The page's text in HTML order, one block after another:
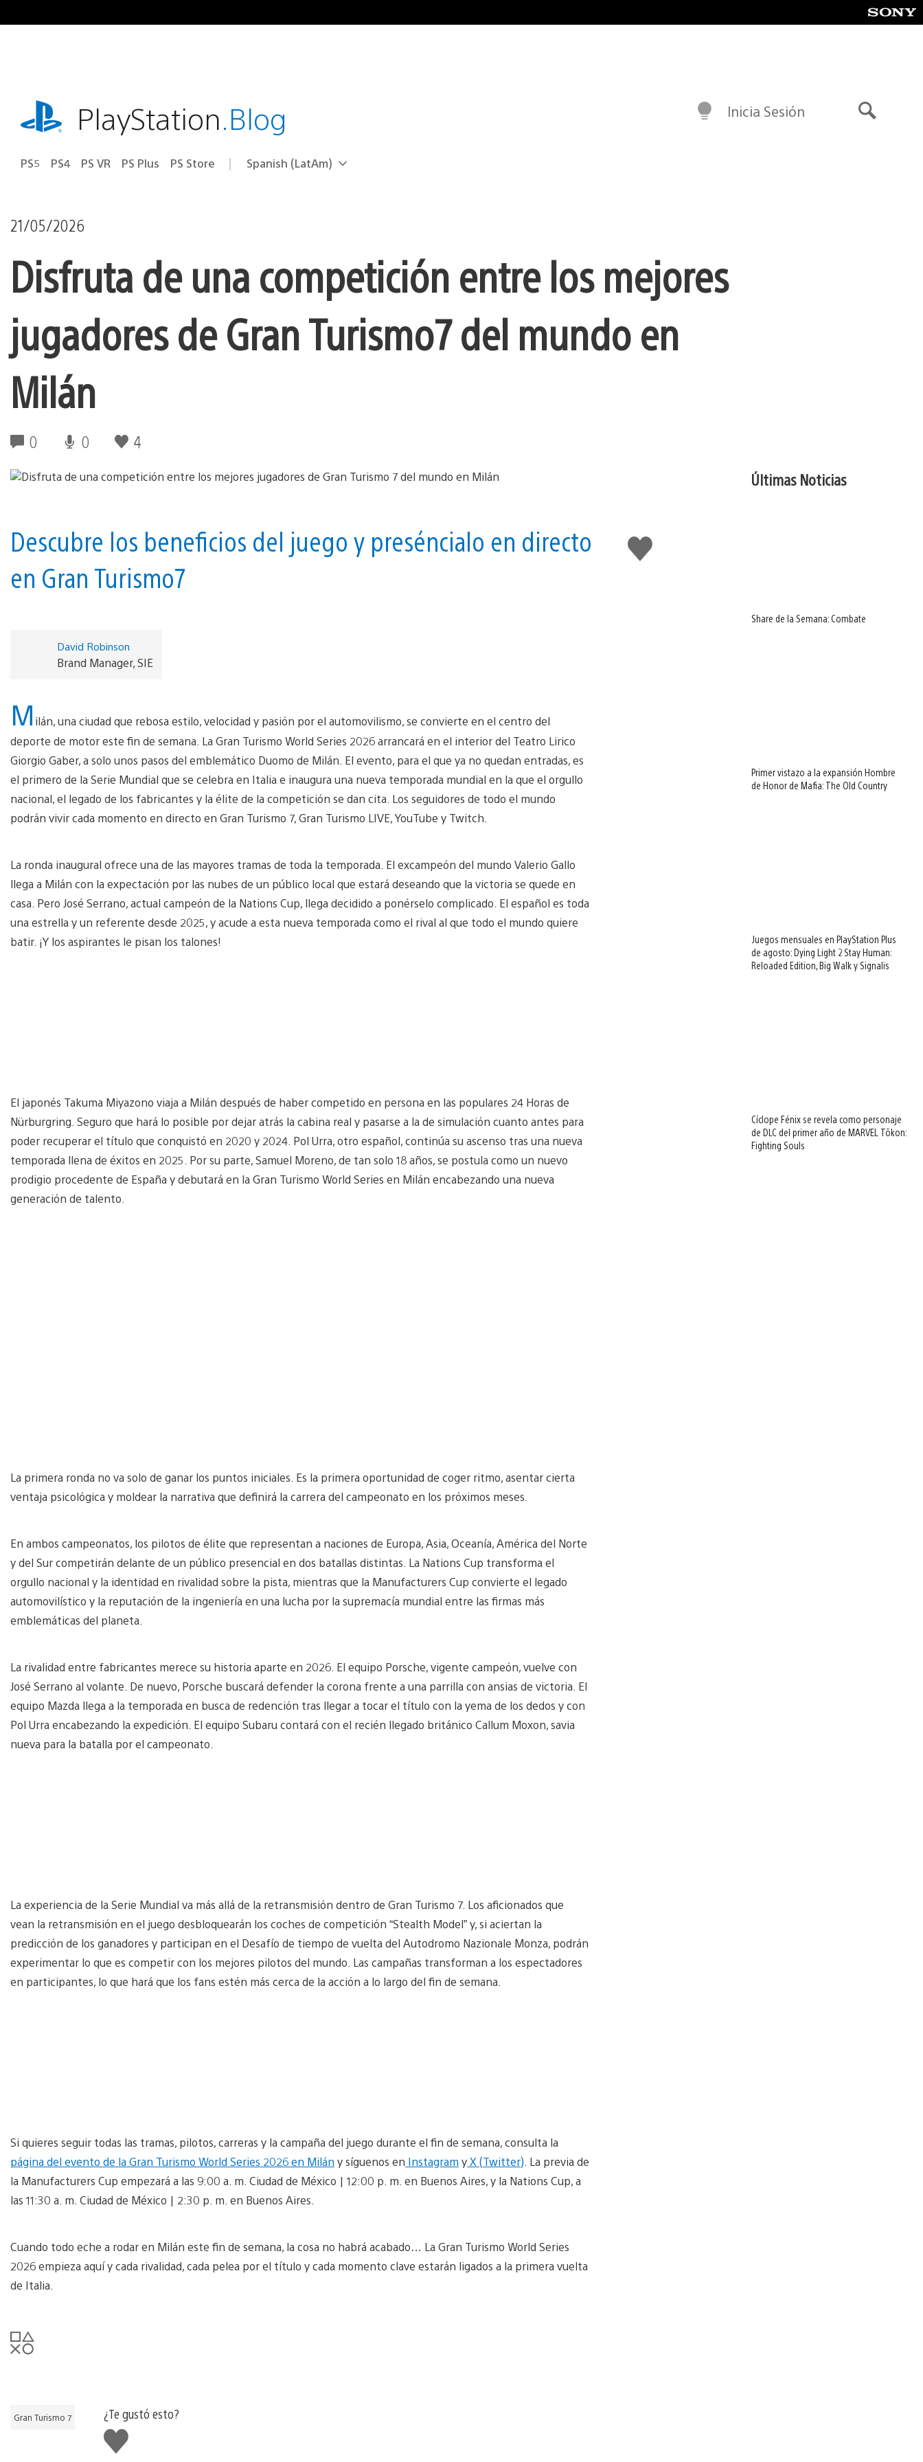
al
playstation.comPlayStation.Blog
PS5 PS4 PS VR PS Plus PS Store Elige
Región
Spanish (LatAm)
Inicia Sesión
21/05/2026
Disfruta de una competición entre los mejores
jugadores de Gran Turismo 7 del mundo en
Milán
0 0 4
Me
gusta
Descubre los beneficios del juego y preséncialo en directo
en Gran Turismo 7
David Robinson
Brand Manager, SIE
M ilán, una ciudad que rebosa estilo, velocidad y pasión por el automovilismo, se convierte en el centro del
deporte de motor este fin de semana. La Gran Turismo World Series 2026 arrancará en el interior del Teatro Lirico
Giorgio Gaber, a solo unos pasos del emblemático Duomo de Milán. El evento, para el que ya no quedan entradas, es
el primero de la Serie Mundial que se celebra en Italia e inaugura una nueva temporada mundial en la que el orgullo
nacional, el legado de los fabricantes y la élite de la competición se dan cita. Los seguidores de todo el mundo
podrán vivir cada momento en directo en Gran Turismo 7, Gran Turismo LIVE, YouTube y Twitch.
La ronda inaugural ofrece una de las mayores tramas de toda la temporada. El excampeón del mundo Valerio Gallo
llega a Milán con la expectación por las nubes de un público local que estará deseando que la victoria se quede en
casa. Pero José Serrano, actual campeón de la Nations Cup, llega decidido a ponérselo complicado. El español es toda
una estrella y un referente desde 2025, y acude a esta nueva temporada como el rival al que todo el mundo quiere
batir. ¡Y los aspirantes le pisan los talones!
El japonés Takuma Miyazono viaja a Milán después de haber competido en persona en las populares 24 Horas de
Nürburgring. Seguro que hará lo posible por dejar atrás la cabina real y pasarse a la de simulación cuanto antes para
poder recuperar el título que conquistó en 2020 y 2024. Pol Urra, otro español, continúa su ascenso tras una nueva
temporada llena de éxitos en 2025. Por su parte, Samuel Moreno, de tan solo 18 años, se postula como un nuevo
prodigio procedente de España y debutará en la Gran Turismo World Series en Milán encabezando una nueva
generación de talento.
La primera ronda no va solo de ganar los puntos iniciales. Es la primera oportunidad de coger ritmo, asentar cierta
ventaja psicológica y moldear la narrativa que definirá la carrera del campeonato en los próximos meses.
En ambos campeonatos, los pilotos de élite que representan a naciones de Europa, Asia, Oceanía, América del Norte
y del Sur competirán delante de un público presencial en dos batallas distintas. La Nations Cup transforma el
orgullo nacional y la identidad en rivalidad sobre la pista, mientras que la Manufacturers Cup convierte el legado
automovilístico y la reputación de la ingeniería en una lucha por la supremacía mundial entre las firmas más
emblemáticas del planeta.
La rivalidad entre fabricantes merece su historia aparte en 2026. El equipo Porsche, vigente campeón, vuelve con
José Serrano al volante. De nuevo, Porsche buscará defender la corona frente a una parrilla con ansias de victoria. El
equipo Mazda llega a la temporada en busca de redención tras llegar a tocar el título con la yema de los dedos y con
Pol Urra encabezando la expedición. El equipo Subaru contará con el recién llegado británico Callum Moxon, savia
nueva para la batalla por el campeonato.
La experiencia de la Serie Mundial va más allá de la retransmisión dentro de Gran Turismo 7. Los aficionados que
vean la retransmisión en el juego desbloquearán los coches de competición “Stealth Model” y, si aciertan la
predicción de los ganadores y participan en el Desafío de tiempo de vuelta del Autodromo Nazionale Monza, podrán
experimentar lo que es competir con los mejores pilotos del mundo. Las campañas transforman a los espectadores
en participantes, lo que hará que los fans estén más cerca de la acción a lo largo del fin de semana.
Si quieres seguir todas las tramas, pilotos, carreras y la campaña del juego durante el fin de semana, consulta la
página del evento de la Gran Turismo World Series 2026 en Milán y síguenos en Instagram yX (Twitter) . La previa de
la Manufacturers Cup empezará a las 9:00 a. m. Ciudad de México | 12:00 p. m. en Buenos Aires, y la Nations Cup, a
las 11:30 a. m. Ciudad de México | 2:30 p. m. en Buenos Aires.
Cuando todo eche a rodar en Milán este fin de semana, la cosa no habrá acabado… La Gran Turismo World Series
2026 empieza aquí y cada rivalidad, cada pelea por el título y cada momento clave estarán ligados a la primera vuelta
de Italia.
Gran Turismo 7
¿Te gustó esto?
Me
gusta
Últimas Noticias
Share de la Semana: Combate
Primer vistazo a la expansión Hombre
de Honor de Mafia: The Old Country
Juegos mensuales en PlayStation Plus
de agosto: Dying Light 2 Stay Human:
Reloaded Edition, Big Walk y Signalis
Cíclope Fénix se revela como personaje
de DLC del primer año de MARVEL Tōkon:
Fighting Souls